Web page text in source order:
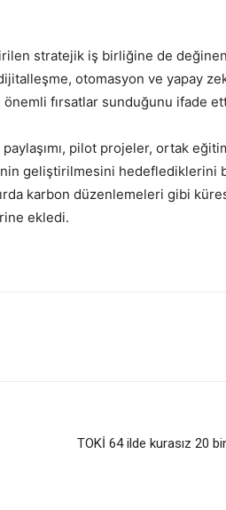
stratejik iş birliğine de
otomasyon ve yapay
fırsatlar sunduğunu ifade
pilot projeler, ortak
geliştirilmesini hedeflediklerini
karbon düzenlemeleri gibi
ekledi.
TOKİ 64 ilde kurasız 20